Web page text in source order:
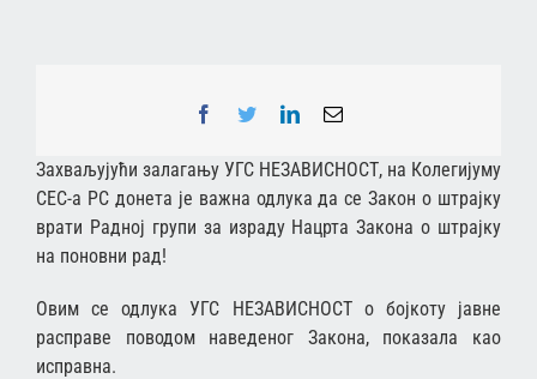
Facebook
TwitterLinkedInEmail
Захваљујући залагању УГС НЕЗАВИСНОСТ, на Колегијуму
СЕС-а РС донета је важна одлука да се Закон о штрајку
врати Радној групи за израду Нацрта Закона о штрајку
на поновни рад!
Овим се одлука УГС НЕЗАВИСНОСТ о бојкоту јавне
расправе поводом наведеног Закона, показала као
исправна.